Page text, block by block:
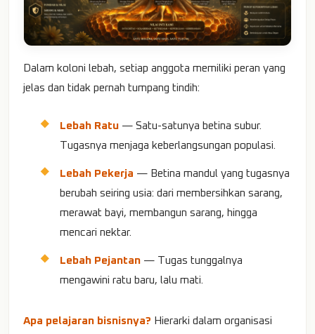
Dalam koloni lebah, setiap anggota memiliki peran yang
jelas dan tidak pernah tumpang tindih:
Lebah Ratu — Satu-satunya betina subur.
Tugasnya menjaga keberlangsungan populasi.
Lebah Pekerja — Betina mandul yang tugasnya
berubah seiring usia: dari membersihkan sarang,
merawat bayi, membangun sarang, hingga
mencari nektar.
Lebah Pejantan — Tugas tunggalnya
mengawini ratu baru, lalu mati.
Apa pelajaran bisnisnya? Hierarki dalam organisasi